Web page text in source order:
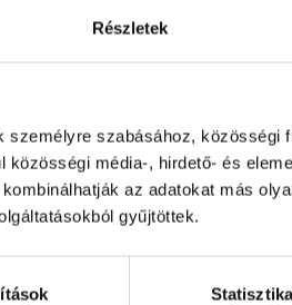
Részletek
személyre szabásához, közösségi
média-, hirdető- és
az adatokat más
gyűjtöttek.